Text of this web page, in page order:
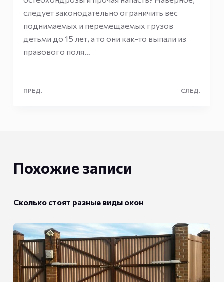
следует законодательно ограничить вес
поднимаемых и перемещаемых грузов
детьми до 15 лет, а то они как-то выпали из
правового поля…
ПРЕД. СЛЕД.
Похожие записи
Сколько стоят разные виды окон